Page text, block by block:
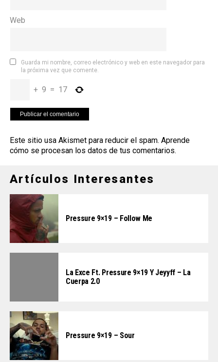
Web
Guarda mi nombre, correo electrónico y web en este navegador para
la próxima vez que comente.
+ 9 = 17
Este sitio usa Akismet para reducir el spam. Aprende
cómo se procesan los datos de tus comentarios.
Artículos Interesantes
Pressure 9×19 – Follow Me
La Exce Ft. Pressure 9×19 Y Jeyyff – La
Cuerpa 2.0
Pressure 9×19 – Sour